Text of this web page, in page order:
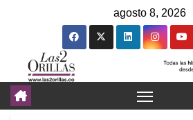
agosto 8, 2026